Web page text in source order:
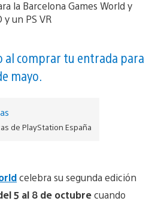
al comprar tu entrada para
mayo.
de PlayStation España
celebra su segunda edición
5 al 8 de octubrecuando